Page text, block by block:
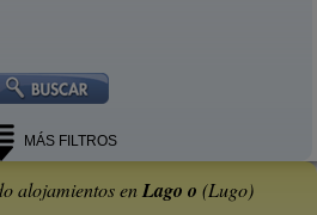
MÁS FILTROS
alojamientos enLago o (Lugo)